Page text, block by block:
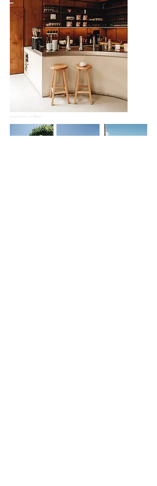
orsonero coffee